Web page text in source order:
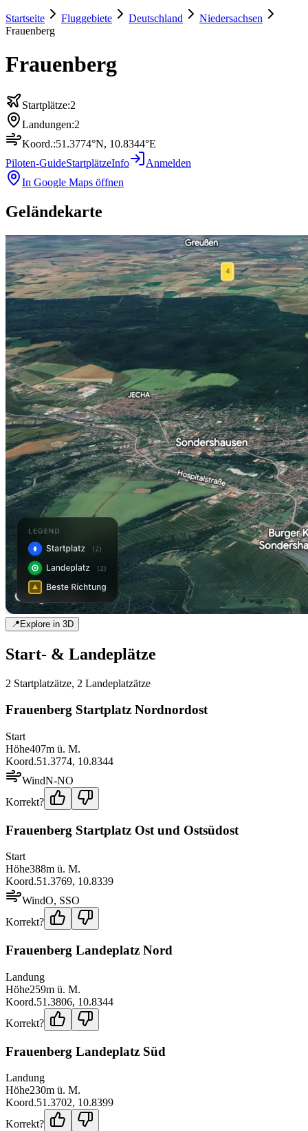
Startseite Fluggebiete Deutschland
Niedersachsen
Frauenberg
Frauenberg
Startplätze:2
Landungen:2
Koord.:51.3774°N, 10.8344°E
Piloten-GuideStartplätzeInfo
Anmelden
In Google Maps öffnen
Geländekarte
📍Explore in 3D
Start- & Landeplätze
2 Startplatzätze, 2 Landeplatzätze
Frauenberg Startplatz Nordnordost
Start
Höhe407m ü. M.
Koord.51.3774, 10.8344
WindN-NO
Korrekt?
Frauenberg Startplatz Ost und Ostsüdost
Start
Höhe388m ü. M.
Koord.51.3769, 10.8339
WindO, SSO
Korrekt?
Frauenberg Landeplatz Nord
Landung
Höhe259m ü. M.
Koord.51.3806, 10.8344
Korrekt?
Frauenberg Landeplatz Süd
Landung
Höhe230m ü. M.
Koord.51.3702, 10.8399
Korrekt?